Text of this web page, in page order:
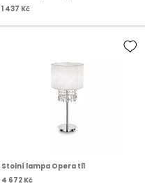
1 437 Kč
Stolní lampa Opera tl1
4 672 Kč